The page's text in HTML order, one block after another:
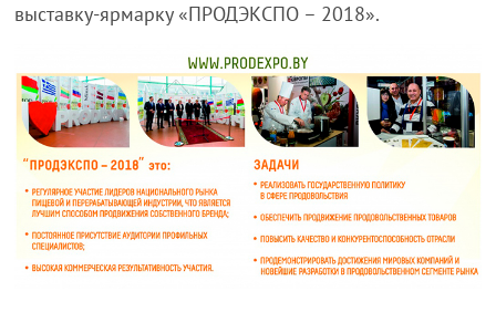
выставку-ярмарку «ПРОДЭКСПО – 2018».